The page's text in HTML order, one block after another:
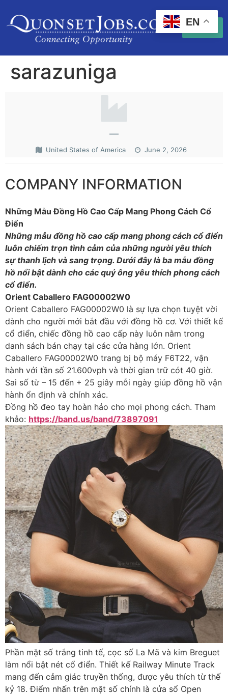
sarazuniga
—
United States of America June 2, 2026
COMPANY INFORMATION
Những Mẫu Đồng Hồ Cao Cấp Mang Phong Cách Cổ
Điển
Những mẫu đồng hồ cao cấp mang phong cách cổ điển
luôn chiếm trọn tình cảm của những người yêu thích
sự thanh lịch và sang trọng. Dưới đây là ba mẫu đồng
hồ nổi bật dành cho các quý ông yêu thích phong cách
cổ điển.
Orient Caballero FAG00002W0
Orient Caballero FAG00002W0 là sự lựa chọn tuyệt vời
dành cho người mới bắt đầu với đồng hồ cơ. Với thiết kế
cổ điển, chiếc đồng hồ cao cấp này luôn nằm trong
danh sách bán chạy tại các cửa hàng lớn. Orient
Caballero FAG00002W0 trang bị bộ máy F6T22, vận
hành với tần số 21.600vph và thời gian trữ cót 40 giờ.
Sai số từ – 15 đến + 25 giây mỗi ngày giúp đồng hồ vận
hành ổn định và chính xác.
Đồng hồ đeo tay hoàn hảo cho mọi phong cách. Tham
khảo: https://band.us/band/73897091
Phần mặt số trắng tinh tế, cọc số La Mã và kim Breguet
làm nổi bật nét cổ điển. Thiết kế Railway Minute Track
mang đến cảm giác truyền thống, được yêu thích từ thế
kỷ 18. Điểm nhấn trên mặt số chính là cửa sổ Open
EN